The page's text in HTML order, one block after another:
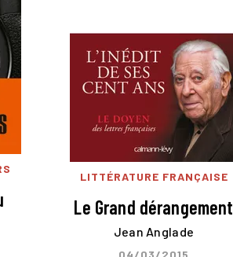
LITTÉRATURE FRANÇAISE
Le Grand dérangement
Jean Anglade
04/03/2015